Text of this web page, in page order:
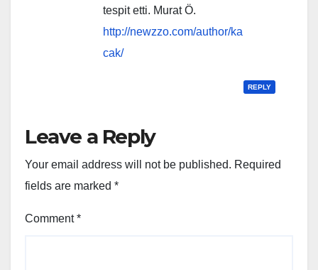
tespit etti. Murat Ö.
http://newzzo.com/author/ka
cak/
REPLY
Leave a Reply
Your email address will not be published. Required
fields are marked *
Comment*